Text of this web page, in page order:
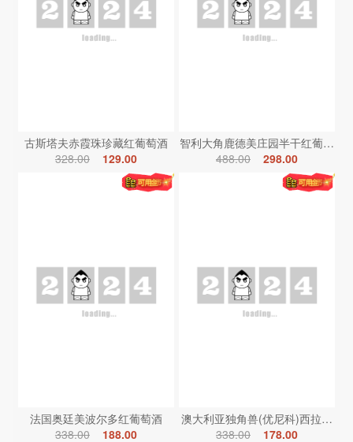
古斯塔夫赤霞珠珍藏红葡萄酒
328.00
129.00
智利大角鹿德美庄园半干红葡萄酒
488.00
298.00
法国奥廷美波尔多红葡萄酒
338.00
188.00
澳大利亚独角兽(优尼科)西拉红葡
338.00
178.00